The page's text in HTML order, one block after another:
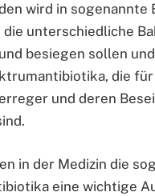
wird in sogenannte
unterschiedliche
besiegen sollen
die
und deren
in der Medizin die
eine wichtige